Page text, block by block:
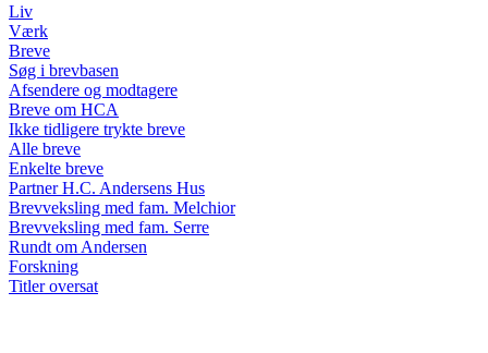
Liv
Værk
Breve
Søg i brevbasen
Afsendere og modtagere
Breve om HCA
Ikke tidligere trykte breve
Alle breve
Enkelte breve
Partner H.C. Andersens Hus
Brevveksling med fam. Melchior
Brevveksling med fam. Serre
Rundt om Andersen
Forskning
Titler oversat